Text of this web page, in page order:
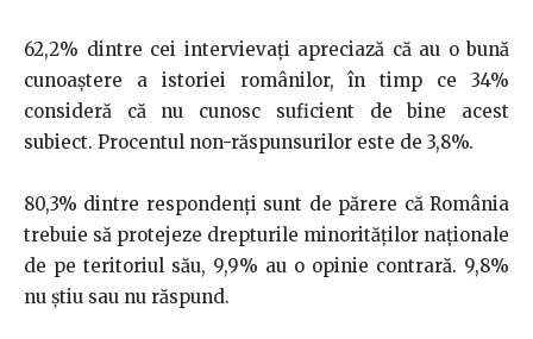
62,2% dintre cei intervievați apreciază că au o bună
cunoaștere a istoriei românilor, în timp ce 34%
consideră că nu cunosc suficient de bine acest
subiect. Procentul non-răspunsurilor este de 3,8%.
80,3% dintre respondenți sunt de părere că România
trebuie să protejeze drepturile minorităților naționale
de pe teritoriul său, 9,9% au o opinie contrară. 9,8%
nu știu sau nu răspund.